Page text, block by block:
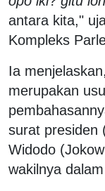
antara kita,"
Kompleks
Ia
merupakan
surat presiden
Widodo
wakilnya